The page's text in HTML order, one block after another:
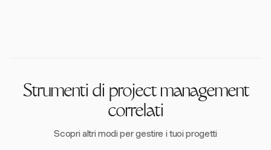
Strumenti di project management
correlati
Scopri altri modi per gestire i tuoi progetti